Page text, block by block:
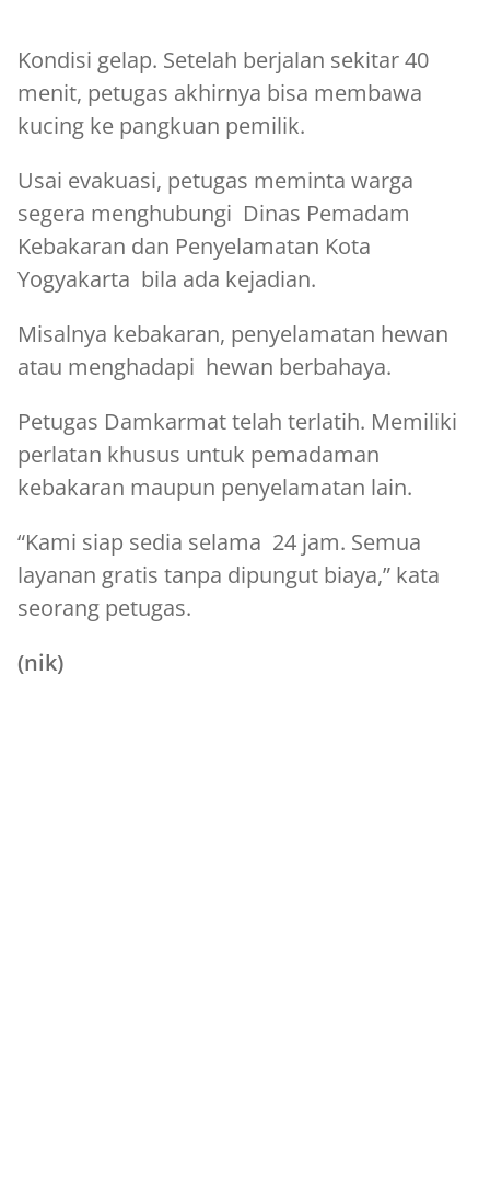
Kondisi gelap. Setelah berjalan sekitar 40
menit, petugas akhirnya bisa membawa
kucing ke pangkuan pemilik.
Usai evakuasi, petugas meminta warga
segera menghubungi Dinas Pemadam
Kebakaran dan Penyelamatan Kota
Yogyakarta bila ada kejadian.
Misalnya kebakaran, penyelamatan hewan
atau menghadapi hewan berbahaya.
Petugas Damkarmat telah terlatih. Memiliki
perlatan khusus untuk pemadaman
kebakaran maupun penyelamatan lain.
“Kami siap sedia selama 24 jam. Semua
layanan gratis tanpa dipungut biaya,” kata
seorang petugas.
(nik)